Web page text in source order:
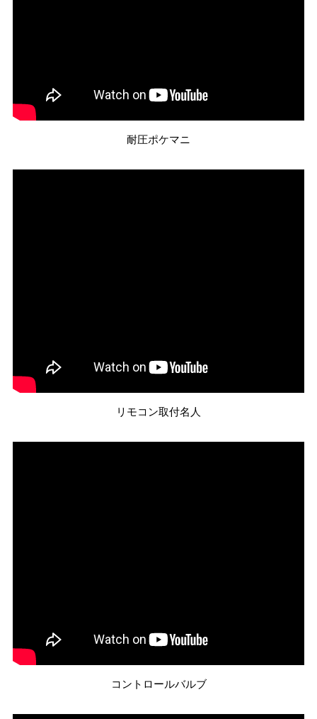
耐圧ポケマニ
リモコン取付名人
コントロールバルブ